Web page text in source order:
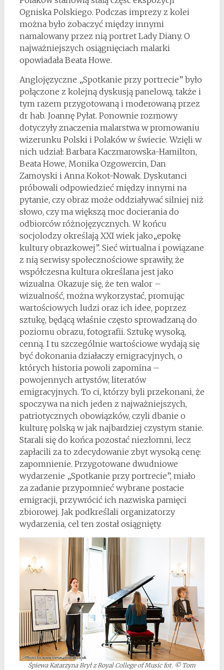
Ogniska Polskiego. Podczas imprezy z kolei
można było zobaczyć między innymi
namalowany przez nią portret Lady Diany. O
najważniejszych osiągnięciach malarki
opowiadała Beata Howe.
Anglojęzyczne „Spotkanie przy portrecie” było
połączone z kolejną dyskusją panelową, także i
tym razem przygotowaną i moderowaną przez
dr hab. Joannę Pyłat. Ponownie rozmowy
dotyczyły znaczenia malarstwa w promowaniu
wizerunku Polski i Polaków w świecie. Wzięli w
nich udział: Barbara Kaczmarowska-Hamilton,
Beata Howe, Monika Ozgowercin, Dan
Zamoyski i Anna Kokot-Nowak. Dyskutanci
próbowali odpowiedzieć między innymi na
pytanie, czy obraz może oddziaływać silniej niż
słowo, czy ma większą moc docierania do
odbiorców różnojęzycznych. W końcu
socjolodzy określają XXI wiek jako„epokę
kultury obrazkowej”. Sieć wirtualna i powiązane
z nią serwisy społecznościowe sprawiły, że
współczesna kultura określana jest jako
wizualna. Okazuje się, że ten walor –
wizualność, można wykorzystać, promując
wartościowych ludzi oraz ich idee, poprzez
sztukę, będącą właśnie często sprowadzaną do
poziomu obrazu, fotografii. Sztukę wysoką,
cenną. I tu szczególnie wartościowe wydają się
być dokonania działaczy emigracyjnych, o
których historia powoli zapomina –
powojennych artystów, literatów
emigracyjnych. To ci, którzy byli przekonani, że
spoczywa na nich jeden z najważniejszych,
patriotycznych obowiązków, czyli dbanie o
kulturę polską w jak najbardziej czystym stanie.
Starali się do końca pozostać niezłomni, lecz
zapłacili za to zdecydowanie zbyt wysoką cenę:
zapomnienie. Przygotowane dwudniowe
wydarzenie „Spotkanie przy portrecie”, miało
za zadanie przypomnieć wybrane postacie
emigracji, przywrócić ich nazwiska pamięci
zbiorowej. Jak podkreślali organizatorzy
wydarzenia, cel ten został osiągnięty.
Śpiewa Katarzyna Brył z Royal College of Music fot. © Tom